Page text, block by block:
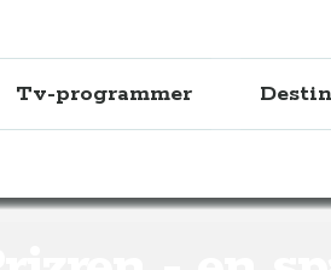
Tv-programmer